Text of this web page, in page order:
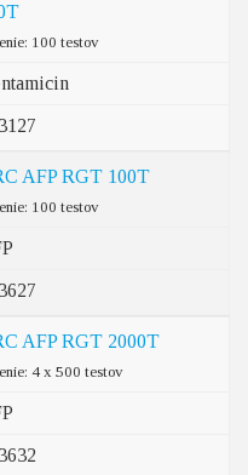
100 testov
AFP RGT 100T
100 testov
AFP RGT 2000T
4 x 500 testov